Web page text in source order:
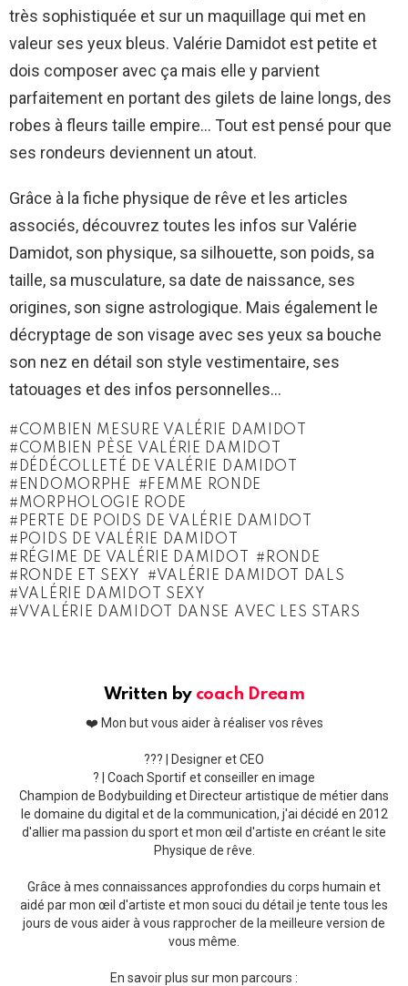
très sophistiquée et sur un maquillage qui met en
valeur ses yeux bleus. Valérie Damidot est petite et
dois composer avec ça mais elle y parvient
parfaitement en portant des gilets de laine longs, des
robes à fleurs taille empire… Tout est pensé pour que
ses rondeurs deviennent un atout.
Grâce à la fiche physique de rêve et les articles
associés, découvrez toutes les infos sur Valérie
Damidot, son physique, sa silhouette, son poids, sa
taille, sa musculature, sa date de naissance, ses
origines, son signe astrologique. Mais également le
décryptage de son visage avec ses yeux sa bouche
son nez en détail son style vestimentaire, ses
tatouages et des infos personnelles…
COMBIEN MESURE VALÉRIE DAMIDOT
COMBIEN PÈSE VALÉRIE DAMIDOT
DÉDÉCOLLETÉ DE VALÉRIE DAMIDOT
ENDOMORPHE
FEMME RONDE
MORPHOLOGIE RODE
PERTE DE POIDS DE VALÉRIE DAMIDOT
POIDS DE VALÉRIE DAMIDOT
RÉGIME DE VALÉRIE DAMIDOT
RONDE
RONDE ET SEXY
VALÉRIE DAMIDOT DALS
VALÉRIE DAMIDOT SEXY
VVALÉRIE DAMIDOT DANSE AVEC LES STARS
Written by coach Dream
❤️ Mon but vous aider à réaliser vos rêves
??‍? | Designer et CEO
? | Coach Sportif et conseiller en image
Champion de Bodybuilding et Directeur artistique de métier dans
le domaine du digital et de la communication, j'ai décidé en 2012
d'allier ma passion du sport et mon œil d'artiste en créant le site
Physique de rêve.
Grâce à mes connaissances approfondies du corps humain et
aidé par mon œil d'artiste et mon souci du détail je tente tous les
jours de vous aider à vous rapprocher de la meilleure version de
vous même.
En savoir plus sur mon parcours :